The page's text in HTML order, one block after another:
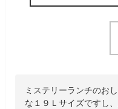
ミステリーランチのお
な１９Ｌサイズですし